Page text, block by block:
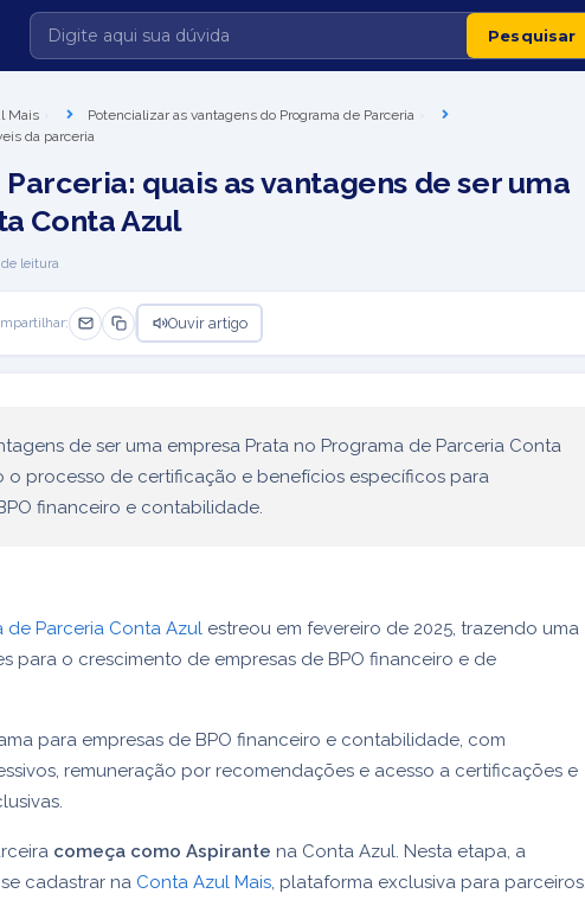
Mais
Potencializar as vantagens do Programa de Parceria
da parceria
quais as vantagens de ser uma
Conta Azul
leitura
Ouvir artigo
de ser uma empresa Prata no Programa de Parceria Conta
o processo de certificação e benefícios específicos para
financeiro e contabilidade.
de Parceria Conta Azul estreou em fevereiro de 2025, trazendo uma
para o crescimento de empresas de BPO financeiro e de
para empresas de BPO financeiro e contabilidade, com
remuneração por recomendações e acesso a certificações e
começa como Aspirante na Conta Azul. Nesta etapa, a
cadastrar na Conta Azul Mais , plataforma exclusiva para parceiros,